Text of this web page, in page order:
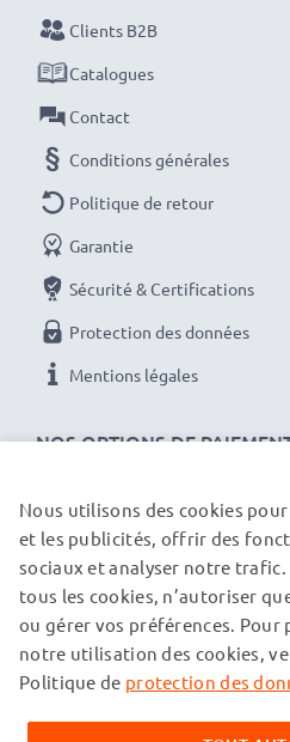
NOS OPTIONS DE
Clients B2B
Catalogues
Contact
Conditions générales
Politique de retour
Garantie
Sécurité & Certifications
Protection des données
Mentions légales
NOS PARTENAIRES DE
© subtel.ch 2026
Tous les prix incluent la TVA et
Veuillez noter que toutes les
mentionnées sur nos pages web
Nous utilisons des cookies
et les publicités, offrir des
sociaux et analyser notre
tous les cookies, n’autoriser
ou gérer vos préférences. Pour
notre utilisation des cookies,
Politique de protection des